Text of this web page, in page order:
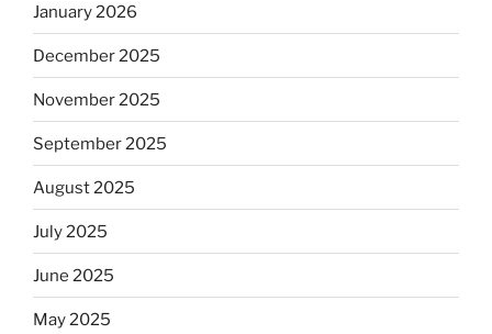
January 2026
December 2025
November 2025
September 2025
August 2025
July 2025
June 2025
May 2025